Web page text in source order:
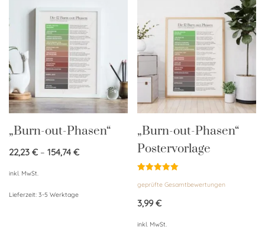
„Burn-out-Phasen“
22,23 € – 154,74 €
inkl. MwSt.
Lieferzeit: 3-5 Werktage
„Burn-out-Phasen“
Postervorlage
mit
von 5
geprüfte Gesamtbewertungen
3,99€
inkl. MwSt.